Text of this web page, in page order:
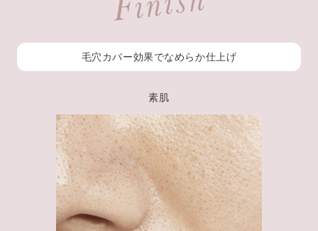
毛穴カバー効果でなめらか仕上げ
素肌